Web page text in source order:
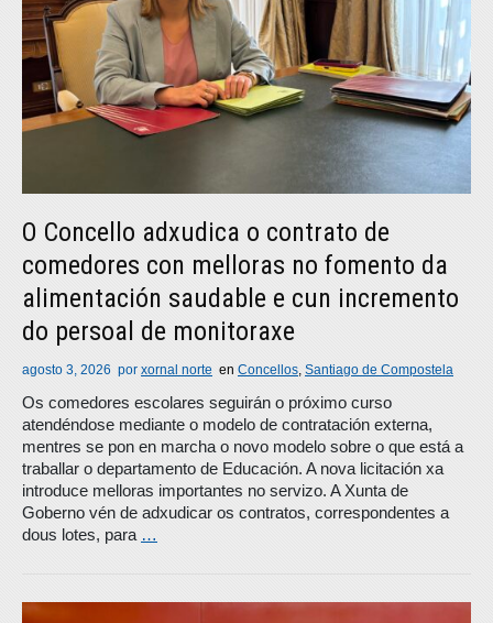
O Concello adxudica o contrato de
comedores con melloras no fomento da
alimentación saudable e cun incremento
do persoal de monitoraxe
agosto 3, 2026 por xornal norte en Concellos, Santiago de Compostela
Os comedores escolares seguirán o próximo curso
atendéndose mediante o modelo de contratación externa,
mentres se pon en marcha o novo modelo sobre o que está a
traballar o departamento de Educación. A nova licitación xa
introduce melloras importantes no servizo. A Xunta de
Goberno vén de adxudicar os contratos, correspondentes a
dous lotes, para …